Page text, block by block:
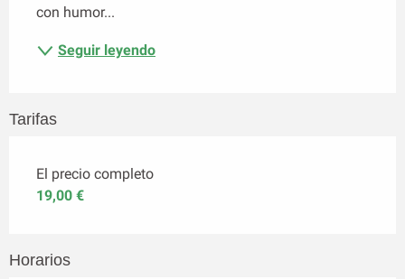
con humor...
Seguir leyendo
Tarifas
El precio completo
19,00 €
Horarios